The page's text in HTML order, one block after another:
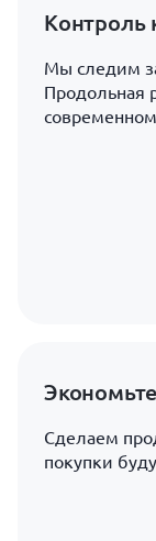
Контроль
Мы следим
Продольная
Сделаем
покупки